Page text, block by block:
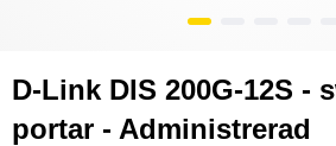
D-Link DIS 200G-12S -
portar - Administrerad